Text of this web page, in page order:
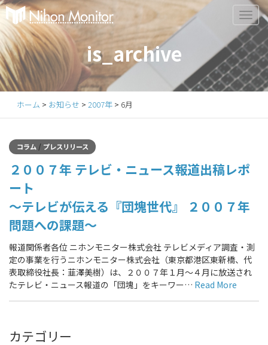
Primary
Menu
S
i
p
t
o
c
is_archive
ホーム > お知らせ > 2007年 > 6月
コラム/ プレスリリース
２００７年 テレビ・ニュース報道出稿レポ
ート
～テレビが伝える『団塊世代』 ２００７年
問題への課題～
報道関係者各位 ニホンモニター株式会社 テレビメディア調査・測
定の事業を行うニホンモニター株式会社（東京都港区東新橋、代
表取締役社長：韮澤美樹）は、２００７年１月～４月に放送され
たテレビ・ニュース報道の「団塊」をキーワー… Read More
カテゴリー